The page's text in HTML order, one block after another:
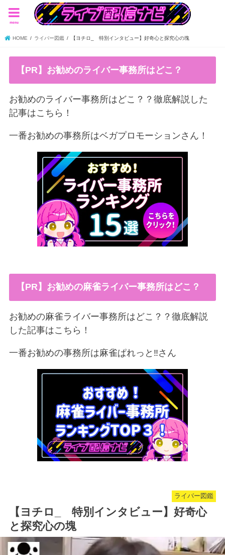
menu
HOME ライバー図鑑 【ヨチロ_ 特別インタビュー】好奇心と探究心の塊
【PR】お勧めのライバー事務所はどこ？
お勧めのライバー事務所はどこ？？徹底解説した
記事はこちら！
一番お勧めの事務所はベガプロモーションさん！
【PR】お勧めの麻雀ライバー事務所はどこ？
お勧めの麻雀ライバー事務所はどこ？？徹底解説
した記事はこちら！
一番お勧めの事務所は麻雀ぱれっと‼︎さん
ライバー図鑑
【ヨチロ_ 特別インタビュー】好奇心
と探究心の塊